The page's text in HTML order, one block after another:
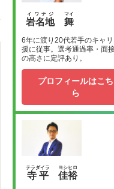
岩名地
イワナジ
舞
マイ
6年に渡り20代若手のキャ
援に従事。選考通過率・面
の高さに定評あり。
プロフィールはこち
ら
寺平
テラダイラ
佳裕
ヨシヒロ